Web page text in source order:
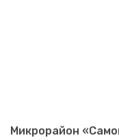
Микрорайон